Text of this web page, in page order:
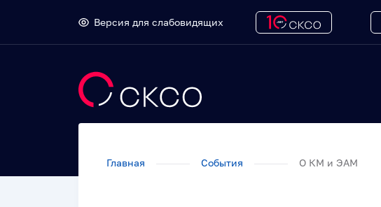
Версия для слабовидящих
Главная События О КМ и ЭАМ